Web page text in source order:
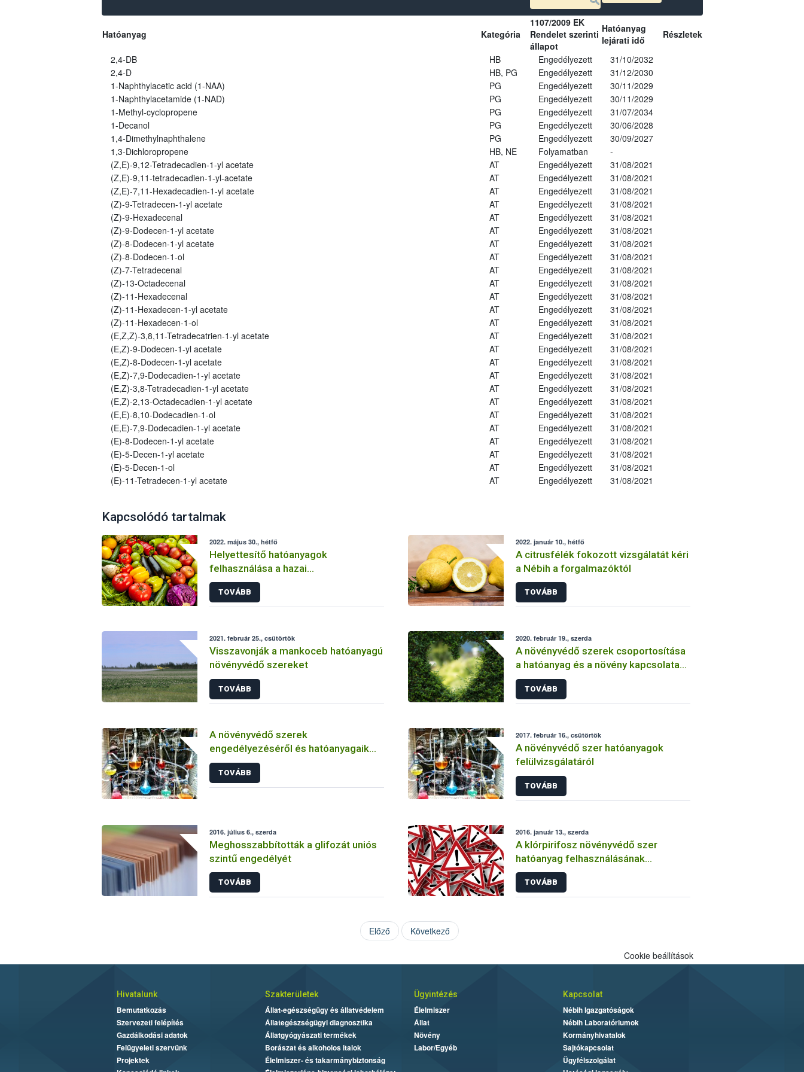
Hatóanyag Kategória
1107/2009 EK
Rendelet szerinti
állapot
Hatóanyag
lejárati idő
Részletek
2,4-DB HB Engedélyezett
31/10/2032
2,4-D
HB, PG Engedélyezett
31/12/2030
1-Naphthylacetic acid (1-NAA)
PG Engedélyezett
30/11/2029
1-Naphthylacetamide (1-NAD)
PG Engedélyezett
30/11/2029
1-Methyl-cyclopropene
PG Engedélyezett
31/07/2034
1-Decanol
PG Engedélyezett
30/06/2028
1,4-Dimethylnaphthalene
PG Engedélyezett
30/09/2027
1,3-Dichloropropene
HB, NE Folyamatban
-
(Z,E)-9,12-Tetradecadien-1-yl acetate
AT Engedélyezett
31/08/2021
(Z,E)-9,11-tetradecadien-1-yl-acetate
AT Engedélyezett
31/08/2021
(Z,E)-7,11-Hexadecadien-1-yl acetate
AT Engedélyezett
31/08/2021
(Z)-9-Tetradecen-1-yl acetate
AT Engedélyezett
31/08/2021
(Z)-9-Hexadecenal
AT Engedélyezett
31/08/2021
(Z)-9-Dodecen-1-yl acetate
AT Engedélyezett
31/08/2021
(Z)-8-Dodecen-1-yl acetate
AT Engedélyezett
31/08/2021
(Z)-8-Dodecen-1-ol
AT Engedélyezett
31/08/2021
(Z)-7-Tetradecenal
AT Engedélyezett
31/08/2021
(Z)-13-Octadecenal
AT Engedélyezett
31/08/2021
(Z)-11-Hexadecenal
AT Engedélyezett
31/08/2021
(Z)-11-Hexadecen-1-yl acetate
AT Engedélyezett
31/08/2021
(Z)-11-Hexadecen-1-ol
AT Engedélyezett
31/08/2021
(E,Z,Z)-3,8,11-Tetradecatrien-1-yl acetate
AT Engedélyezett
31/08/2021
(E,Z)-9-Dodecen-1-yl acetate
AT Engedélyezett
31/08/2021
(E,Z)-8-Dodecen-1-yl acetate
AT Engedélyezett
31/08/2021
(E,Z)-7,9-Dodecadien-1-yl acetate
AT Engedélyezett
31/08/2021
(E,Z)-3,8-Tetradecadien-1-yl acetate
AT Engedélyezett
31/08/2021
(E,Z)-2,13-Octadecadien-1-yl acetate
AT Engedélyezett
31/08/2021
(E,E)-8,10-Dodecadien-1-ol
AT Engedélyezett
31/08/2021
(E,E)-7,9-Dodecadien-1-yl acetate
AT Engedélyezett
31/08/2021
(E)-8-Dodecen-1-yl acetate
AT Engedélyezett
31/08/2021
(E)-5-Decen-1-yl acetate
AT Engedélyezett
31/08/2021
(E)-5-Decen-1-ol
AT Engedélyezett
31/08/2021
(E)-11-Tetradecen-1-yl acetate
AT Engedélyezett 31/08/2021
Kapcsolódó tartalmak
2022. május 30., hétfő
Helyettesítő hatóanyagok
felhasználása a hazai
növényvédelemben
TOVÁBB
2022. január 10., hétfő
A citrusfélék fokozott vizsgálatát kéri
a Nébih a forgalmazóktól
TOVÁBB
2021. február 25., csütörtök
Visszavonják a mankoceb hatóanyagú
növényvédő szereket
TOVÁBB
2020. február 19., szerda
A növényvédő szerek csoportosítása
a hatóanyag és a növény kapcsolata
szerint
TOVÁBB
A növényvédő szerek
engedélyezéséről és hatóanyagaik
vizsgálatáról
TOVÁBB
2017. február 16., csütörtök
A növényvédő szer hatóanyagok
felülvizsgálatáról
TOVÁBB
2016. július 6., szerda
Meghosszabbították a glifozát uniós
szintű engedélyét
TOVÁBB
2016. január 13., szerda
A klórpirifosz növényvédő szer
hatóanyag felhasználásának
korlátozása
TOVÁBB
Előző Következő
Cookie beállítások
Hivatalunk
Bemutatkozás
Szervezeti felépítés
Gazdálkodási adatok
Felügyeleti szervünk
Projektek
Szakterületek
Állat-egészségügy és állatvédelem
Állategészségügyi diagnosztika
Állatgyógyászati termékek
Borászat és alkoholos italok
Élelmiszer- és takarmánybiztonság
Ügyintézés
Élelmiszer
Állat
Növény
Labor/Egyéb
Kapcsolat
Nébih Igazgatóságok
Nébih Laboratóriumok
Kormányhivatalok
Sajtókapcsolat
Ügyfélszolgálat